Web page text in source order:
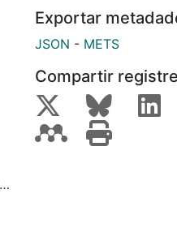
Exportar
JSON - METS
Compartir registre